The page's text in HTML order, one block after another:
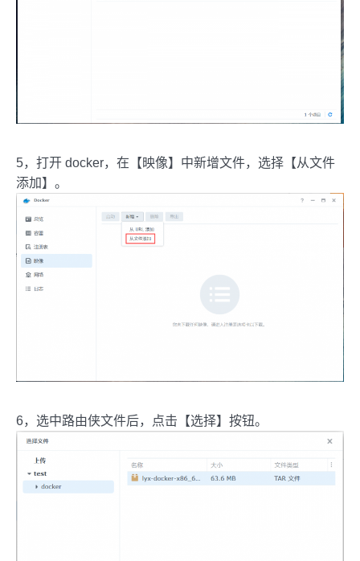
5，打开 docker，在【映像】中新增文件，选择【从文件
添加】。
6，选中路由侠文件后，点击【选择】按钮。